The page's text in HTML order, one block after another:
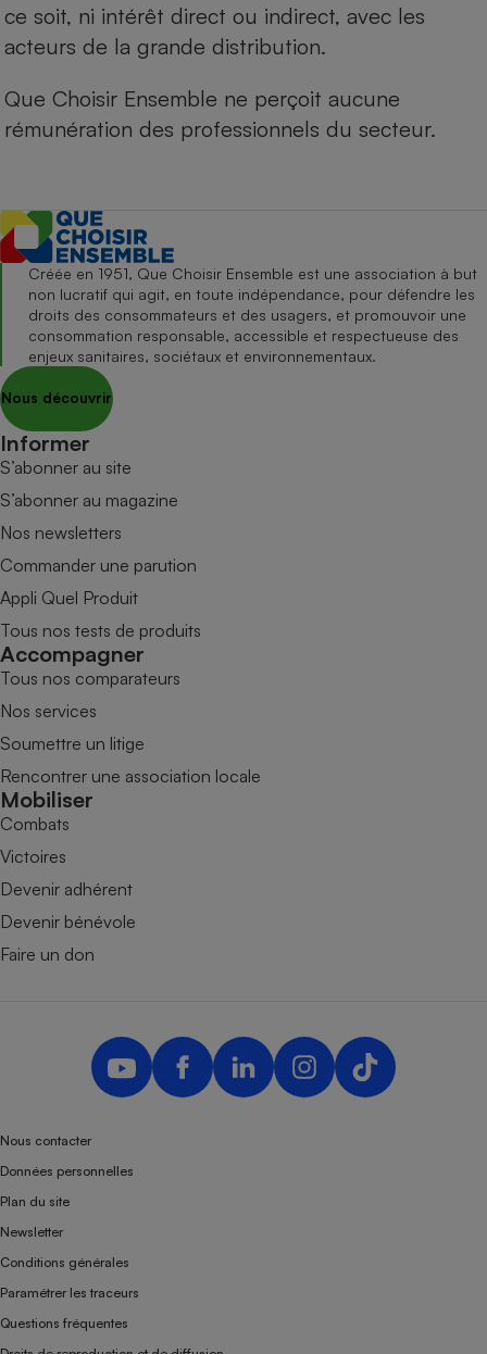
ce soit, ni intérêt direct ou indirect, avec les
acteurs de la grande distribution.
Que Choisir Ensemble ne perçoit aucune
rémunération des professionnels du secteur.
Créée en 1951, Que Choisir Ensemble est une association à but
non lucratif qui agit, en toute indépendance, pour défendre les
droits des consommateurs et des usagers, et promouvoir une
consommation responsable, accessible et respectueuse des
enjeux sanitaires, sociétaux et environnementaux.
Nous découvrir
Informer
S’abonner au site
S’abonner au magazine
Nos newsletters
Commander une parution
Appli Quel Produit
Tous nos tests de produits
Accompagner
Tous nos comparateurs
Nos services
Soumettre un litige
Rencontrer une association locale
Mobiliser
Combats
Victoires
Devenir adhérent
Devenir bénévole
Faire un don
Nous contacter
Données personnelles
Plan du site
Newsletter
Conditions générales
Paramétrer les traceurs
Questions fréquentes